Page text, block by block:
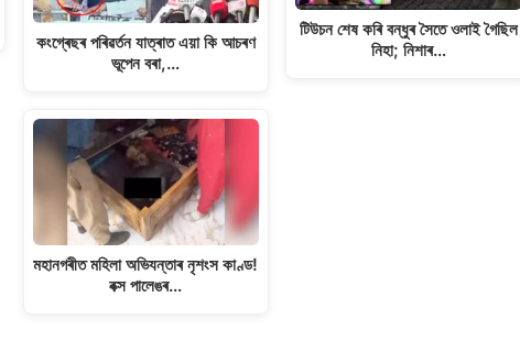
কংগ্ৰেছৰ পৰিৱৰ্তন যাত্ৰাত এয়া কি আচৰণ
ভূপেন বৰা,…
মহানগৰীত মহিলা অভিযন্তাৰ নৃশংস কাণ্ড!
বক্স পালেঙৰ…
টিউচন শেষ কৰি বন্ধুৰ সৈতে ওলাই গৈছিল
নিহা; নিশাৰ…